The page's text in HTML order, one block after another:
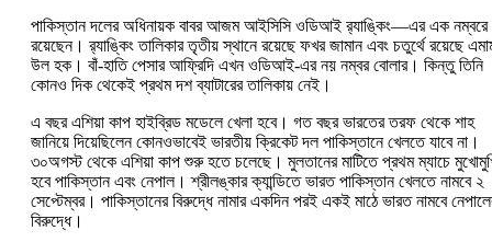
পাকিস্তান দলের অধিনায়ক বাবর আজম আইসিসি ওডিআই র‍্যাঙ্কিং—এর এক নম্বরে
রয়েছেন। র‍্যাঙ্কিং তালিকার তৃতীয় স্থানে রয়েছে ফখর জামান এবং চতুর্থে রয়েছে
উল হক। বাঁ-হাতি পেসার আফ্রিদি এখন ওডিআই-এর নয় নম্বর বোলার। কিন্তু তিনি
কোনও দিক থেকেই প্রথম দশ ব্যাটারের তালিকায় নেই।
এ বছর এশিয়া কাপ হাইব্রিড মডেলে খেলা হবে। গত বছর ভারতের তরফ থেকে শাহ
জানিয়ে দিয়েছিলেন কোনওভাবেই ভারতীয় ক্রিকেট দল পাকিস্তানে খেলতে যাবে না।
৩০অগস্ট থেকে এশিয়া কাপ শুরু হতে চলেছে। মুলতানের মাটিতে প্রথম ম্যাচে
হবে পাকিস্তান এবং নেপাল। শ্রীলঙ্কার ক্যান্ডিতে ভারত পাকিস্তান খেলতে নামবে ২
সেপ্টেম্বর। পাকিস্তানের বিরুদ্ধে নামার একদিন পরই একই মাঠে ভারত নামবে
বিরুদ্ধে।